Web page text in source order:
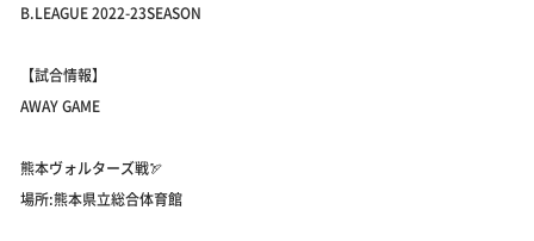
B.LEAGUE 2022-23SEASON
【試合情報】
AWAY GAME
熊本ヴォルターズ戦🏹
場所:熊本県立総合体育館